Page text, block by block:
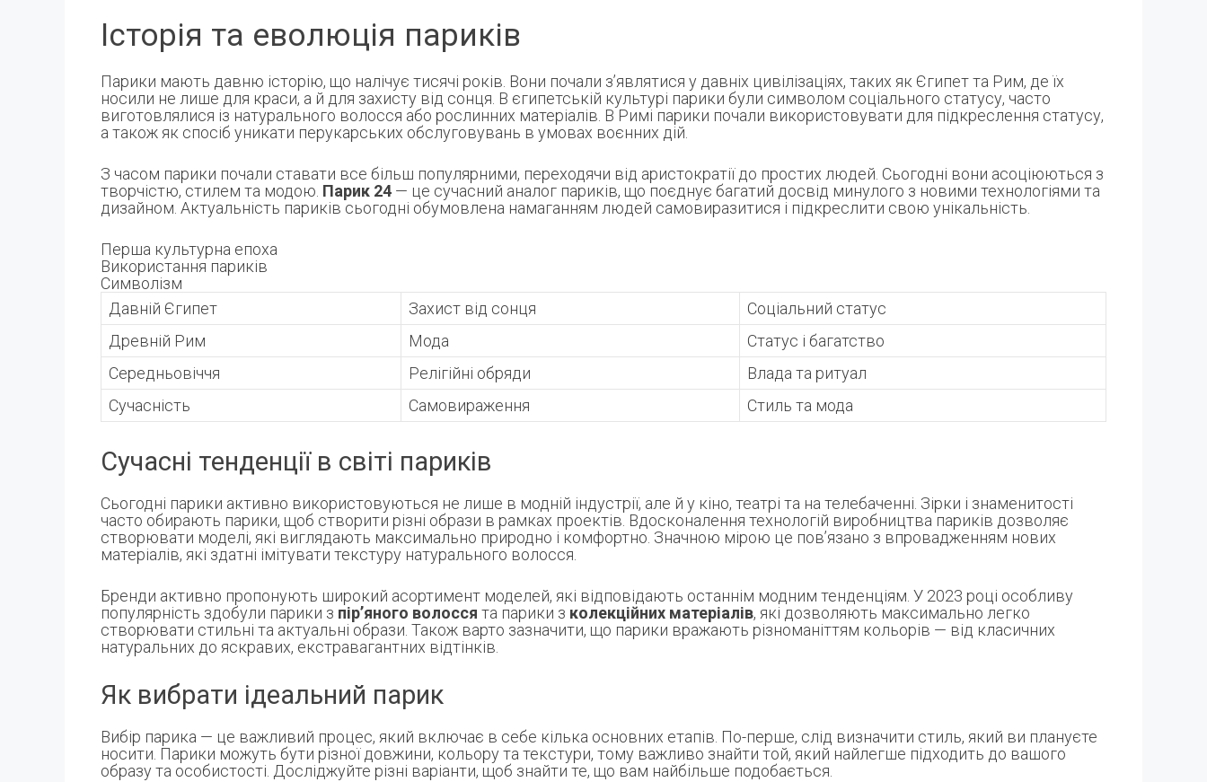
Історія та еволюція париків
Парики мають давню історію, що налічує тисячі років. Вони почали з’являтися у давніх цивілізаціях, таких як Єгипет та Рим, де їх
носили не лише для краси, а й для захисту від сонця. В єгипетській культурі парики були символом соціального статусу, часто
виготовлялися із натурального волосся або рослинних матеріалів. В Римі парики почали використовувати для підкреслення статусу,
а також як спосіб уникати перукарських обслуговувань в умовах воєнних дій.
З часом парики почали ставати все більш популярними, переходячи від аристократії до простих людей. Сьогодні вони асоціюються з
творчістю, стилем та модою. Парик 24 — це сучасний аналог париків, що поєднує багатий досвід минулого з новими технологіями та
дизайном. Актуальність париків сьогодні обумовлена намаганням людей самовиразитися і підкреслити свою унікальність.
Перша культурна епоха
Використання париків
Символізм
Давній Єгипет
Захист від сонця
Соціальний статус
Древній Рим
Мода
Статус і багатство
Середньовіччя
Релігійні обряди
Влада та ритуал
Сучасність
Самовираження Стиль та мода
Сучасні тенденції в світі париків
Сьогодні парики активно використовуються не лише в модній індустрії, але й у кіно, театрі та на телебаченні. Зірки і знаменитості
часто обирають парики, щоб створити різні образи в рамках проектів. Вдосконалення технологій виробництва париків дозволяє
створювати моделі, які виглядають максимально природно і комфортно. Значною мірою це пов’язано з впровадженням нових
матеріалів, які здатні імітувати текстуру натурального волосся.
Бренди активно пропонують широкий асортимент моделей, які відповідають останнім модним тенденціям. У 2023 році особливу
популярність здобули парики з пір’яного волосся та парики з колекційних матеріалів, які дозволяють максимально легко
створювати стильні та актуальні образи. Також варто зазначити, що парики вражають різноманіттям кольорів — від класичних
натуральних до яскравих, екстравагантних відтінків.
Як вибрати ідеальний парик
Вибір парика — це важливий процес, який включає в себе кілька основних етапів. По-перше, слід визначити стиль, який ви плануєте
носити. Парики можуть бути різної довжини, кольору та текстури, тому важливо знайти той, який найлегше підходить до вашого
образу та особистості. Досліджуйте різні варіанти, щоб знайти те, що вам найбільше подобається.